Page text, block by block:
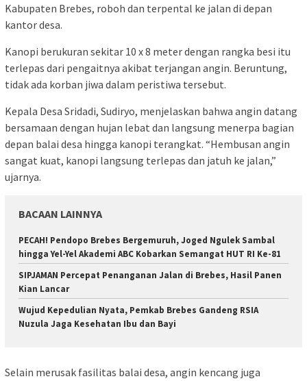
Kabupaten Brebes, roboh dan terpental ke jalan di depan
kantor desa.
Kanopi berukuran sekitar 10 x 8 meter dengan rangka besi itu
terlepas dari pengaitnya akibat terjangan angin. Beruntung,
tidak ada korban jiwa dalam peristiwa tersebut.
Kepala Desa Sridadi, Sudiryo, menjelaskan bahwa angin datang
bersamaan dengan hujan lebat dan langsung menerpa bagian
depan balai desa hingga kanopi terangkat. “Hembusan angin
sangat kuat, kanopi langsung terlepas dan jatuh ke jalan,”
ujarnya.
BACAAN LAINNYA
PECAH! Pendopo Brebes Bergemuruh, Joged Ngulek Sambal
hingga Yel-Yel Akademi ABC Kobarkan Semangat HUT RI Ke-81
SIPJAMAN Percepat Penanganan Jalan di Brebes, Hasil Panen
Kian Lancar
Wujud Kepedulian Nyata, Pemkab Brebes Gandeng RSIA
Nuzula Jaga Kesehatan Ibu dan Bayi
Selain merusak fasilitas balai desa, angin kencang juga